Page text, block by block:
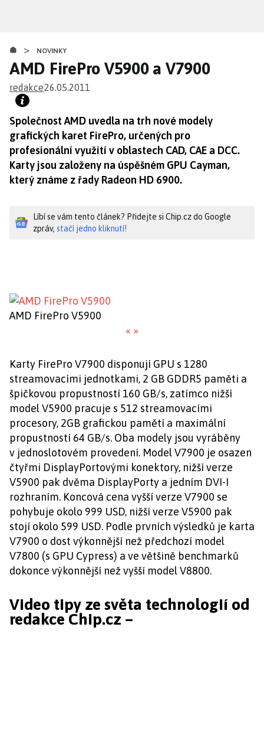
obsahu
> NOVINKY
AMD FirePro V5900 a V7900
redakce26.05.2011
Společnost AMD uvedla na trh nové modely
grafických karet FirePro, určených pro
profesionální využití v oblastech CAD, CAE a DCC.
Karty jsou založeny na úspěšném GPU Cayman,
který známe z řady Radeon HD 6900.
Líbí se vám tento článek? Přidejte si Chip.cz do Google
zpráv, stačí jedno kliknutí!
AMD FirePro V5900
« »
Karty FirePro V7900 disponují GPU s 1280
streamovacími jednotkami, 2 GB GDDR5 paměti a
špičkovou propustností 160 GB/s, zatímco nižší
model V5900 pracuje s 512 streamovacími
procesory, 2GB grafickou pamětí a maximální
propustností 64 GB/s. Oba modely jsou vyráběny
v jednoslotovém provedení. Model V7900 je osazen
čtyřmi DisplayPortovými konektory, nižší verze
V5900 pak dvěma DisplayPorty a jedním DVI-I
rozhraním. Koncová cena vyšší verze V7900 se
pohybuje okolo 999 USD, nižší verze V5900 pak
stojí okolo 599 USD. Podle prvních výsledků je karta
V7900 o dost výkonnější než předchozí model
V7800 (s GPU Cypress) a ve většině benchmarků
dokonce výkonnější než vyšší model V8800.
Video tipy ze světa technologií od
redakce Chip.cz –